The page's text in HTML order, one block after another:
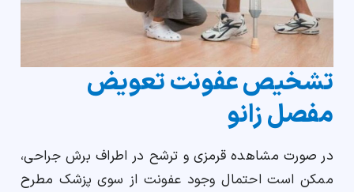
تشخیص عفونت تعویض
مفصل زانو
در صورت مشاهده قرمزی و ترشح در اطراف برش جراحی،
ممکن است احتمال وجود عفونت از سوی پزشک مطرح